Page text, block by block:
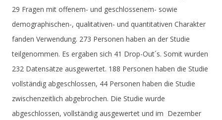
29 Fragen mit offenem- und geschlossenem- sowie
demographischen-, qualitativen- und quantitativen Charakter
fanden Verwendung. 273 Personen haben an der Studie
teilgenommen. Es ergaben sich 41 Drop-Out´s. Somit wurden
232 Datensätze ausgewertet. 188 Personen haben die Studie
vollständig abgeschlossen, 44 Personen haben die Studie
zwischenzeitlich abgebrochen. Die Studie wurde
abgeschlossen, vollständig ausgewertet und im Dezember